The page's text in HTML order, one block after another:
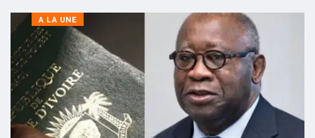
A LA UNE